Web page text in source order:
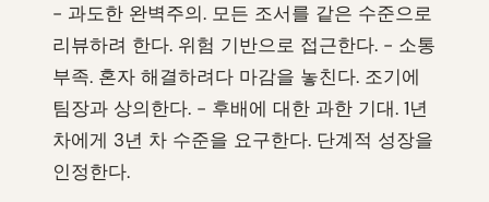
- 과도한 완벽주의. 모든 조서를 같은 수준으로
리뷰하려 한다. 위험 기반으로 접근한다. - 소통
부족. 혼자 해결하려다 마감을 놓친다. 조기에
팀장과 상의한다. - 후배에 대한 과한 기대. 1년
차에게 3년 차 수준을 요구한다. 단계적 성장을
인정한다.